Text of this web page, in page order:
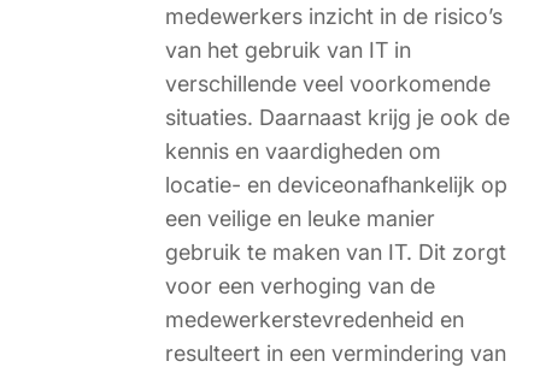
medewerkers inzicht in de risico’s
van het gebruik van IT in
verschillende veel voorkomende
situaties. Daarnaast krijg je ook de
kennis en vaardigheden om
locatie- en deviceonafhankelijk op
een veilige en leuke manier
gebruik te maken van IT. Dit zorgt
voor een verhoging van de
medewerkerstevredenheid en
resulteert in een vermindering van